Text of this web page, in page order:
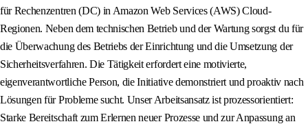
für Rechenzentren (DC) in Amazon Web Services (AWS) Cloud-
Regionen. Neben dem technischen Betrieb und der Wartung sorgst du für
die Überwachung des Betriebs der Einrichtung und die Umsetzung der
Sicherheitsverfahren. Die Tätigkeit erfordert eine motivierte,
eigenverantwortliche Person, die Initiative demonstriert und proaktiv nach
Lösungen für Probleme sucht. Unser Arbeitsansatz ist prozessorientiert:
Starke Bereitschaft zum Erlernen neuer Prozesse und zur Anpassung an